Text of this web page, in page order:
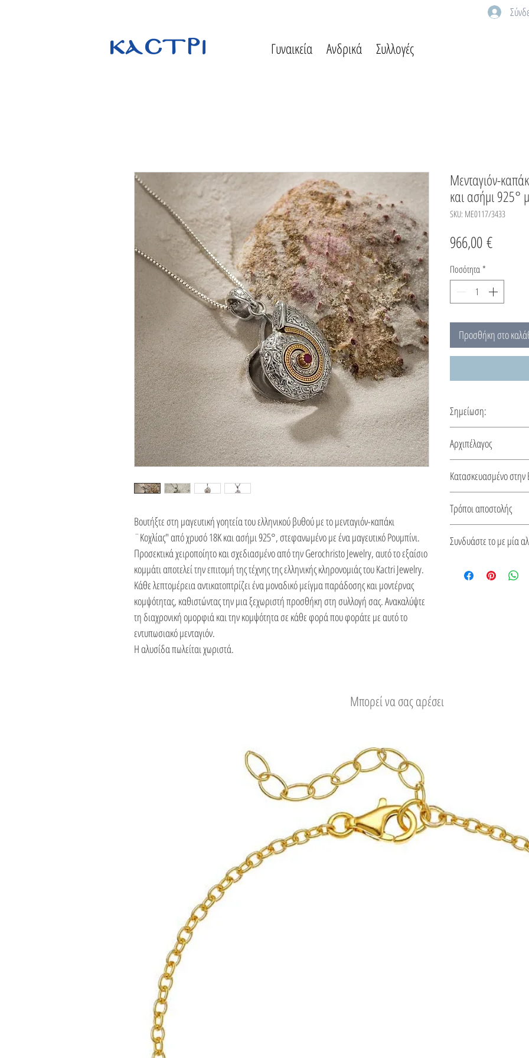
Γυναικεία Ανδρικά Συλλογές
Βουτήξτε στη μαγευτική γοητεία του ελληνικού βυθού με το μενταγιόν-καπάκι
¨Κοχλίας" από χρυσό 18Κ και ασήμι 925°, στεφανωμένο με ένα μαγευτικό Ρουμπίνι.
Προσεκτικά χειροποίητο και σχεδιασμένο από την Gerochristo Jewelry, αυτό το εξαίσιο
κομμάτι αποτελεί την επιτομή της τέχνης της ελληνικής κληρονομιάς του Kactri Jewelry.
Κάθε λεπτομέρεια αντικατοπτρίζει ένα μοναδικό μείγμα παράδοσης και μοντέρνας
κομψότητας, καθιστώντας την μια ξεχωριστή προσθήκη στη συλλογή σας. Ανακαλύψτε
τη διαχρονική ομορφιά και την κομψότητα σε κάθε φορά που φοράτε με αυτό το
εντυπωσιακό μενταγιόν.
Η αλυσίδα πωλείται χωριστά.
Μενταγιόν-
και ασήμι 925°
SKU: ME0117/3433
966,00 €Τιμή
Ποσότητα *
Προσθήκη στο
Σημείωση:
κατασκευής 5-10 ημέρες.
Αρχιπέλαγος
βυθού του ελληνικού
Κατασκευασμένο στην
από πιστοποιητικό για
Τρόποι αποστολής
Συνδυάστε το με μία
Μπορεί να σας αρέσει